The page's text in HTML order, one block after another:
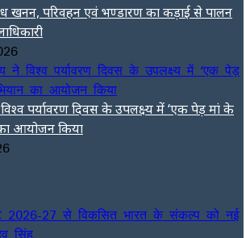
परिवहन एवं भण्डारण का कड़ाई से पालन
पर्यावरण दिवस के उपलक्ष्य में ‘एक पेड़ मां के
आयोजन किया